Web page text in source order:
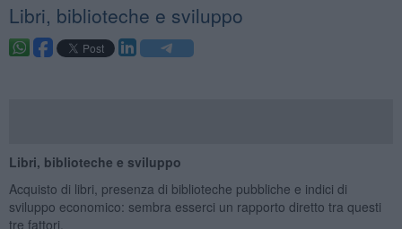
​Libri, biblioteche e sviluppo
Libri, biblioteche e sviluppo
Acquisto di libri, presenza di biblioteche pubbliche e indici di
sviluppo economico: sembra esserci un rapporto diretto tra questi
tre fattori.